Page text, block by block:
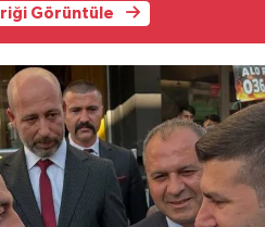
Görüntüle